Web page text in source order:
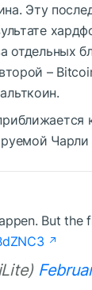
Эту
отдельных
–
But the